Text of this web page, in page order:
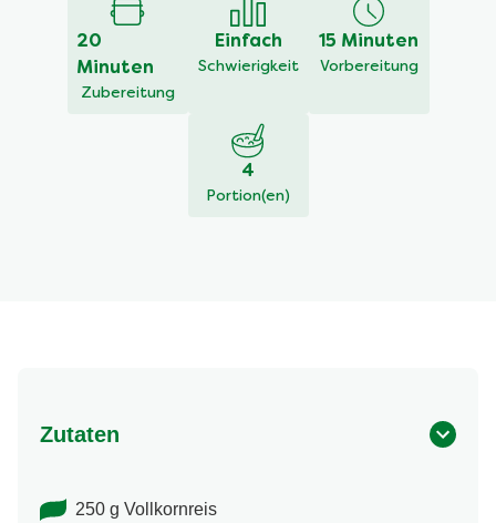
20
Minuten
Zubereitung
Einfach
Schwierigkeit
15 Minuten
Vorbereitung
4
Portion(en)
Zutaten
250 g Vollkornreis